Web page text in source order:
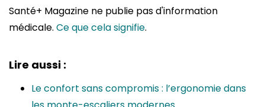
Santé+ Magazine ne publie pas d'information
médicale. Ce que cela signifie.
Lire aussi :
Le confort sans compromis : l’ergonomie dans